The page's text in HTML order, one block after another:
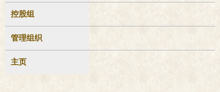
控股组
管理组织
主页